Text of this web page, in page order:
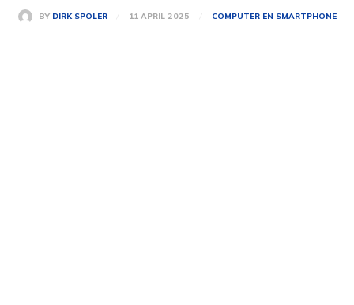
BY DIRK SPOLER 11 APRIL 2025 COMPUTER EN SMARTPHONE